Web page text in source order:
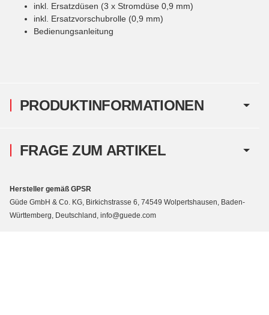
PRODUKTINFORMATIONEN
inkl. Ersatzdüsen (3 x Stromdüse 0,9 mm)
inkl. Ersatzvorschubrolle (0,9 mm)
Bedienungsanleitung
FRAGE ZUM ARTIKEL
Hersteller gemäß GPSR
Güde GmbH & Co. KG, Birkichstrasse 6, 74549 Wolpertshausen, Baden-
Württemberg, Deutschland, info@guede.com